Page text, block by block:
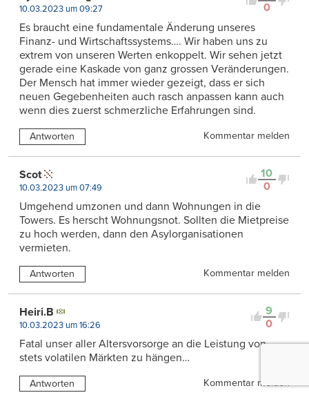
0
10.03.2023 um 09:27
Es braucht eine fundamentale Änderung unseres
Finanz- und Wirtschaftssystems…. Wir haben uns zu
extrem von unseren Werten enkoppelt. Wir sehen jetzt
gerade eine Kaskade von ganz grossen Veränderungen.
Der Mensch hat immer wieder gezeigt, dass er sich
neuen Gegebenheiten auch rasch anpassen kann auch
wenn dies zuerst schmerzliche Erfahrungen sind.
Antworten Kommentar melden
10
0
Scot
10.03.2023 um 07:49
Umgehend umzonen und dann Wohnungen in die
Towers. Es herscht Wohnungsnot. Sollten die Mietpreise
zu hoch werden, dann den Asylorganisationen
vermieten.
Antworten Kommentar melden
9
0
Heiri.B
10.03.2023 um 16:26
Fatal unser aller Altersvorsorge an die Leistung von
stets volatilen Märkten zu hängen…
Antworten Kommentar melden